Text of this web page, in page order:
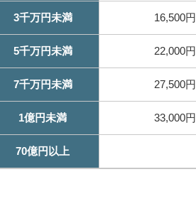
3千万円未満 16,500円
5千万円未満 22,000円
7千万円未満 27,500円
1億円未満 33,000円
70億円以上